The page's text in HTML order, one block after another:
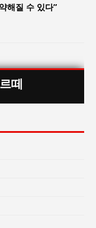
해질 수 있다”
떼